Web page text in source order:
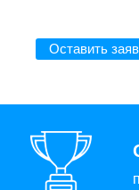
Оставить